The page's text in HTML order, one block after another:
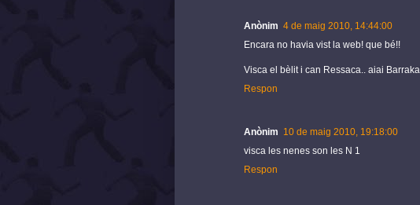
Anònim 4 de maig 2010, 14:44:00
Encara no havia vist la web! que bé!!
Visca el bèlit i can Ressaca.. aiai
Respon
Anònim 10 de maig 2010, 19:18:00
visca les nenes son les N 1
Respon